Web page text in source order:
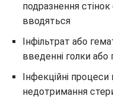
подразнення
вводяться
Інфільтрат або
введенні голки
Інфекційні
недотримання